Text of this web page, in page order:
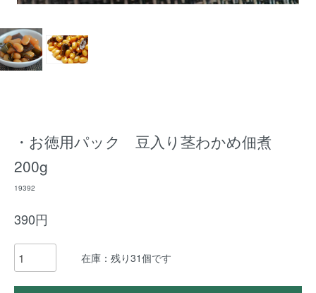
・お徳用パック 豆入り茎わかめ佃煮
200g
19392
390円
在庫：残り31個です